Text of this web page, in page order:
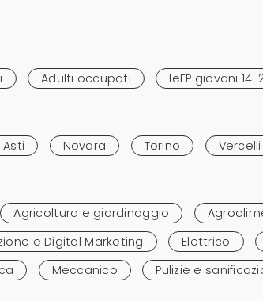
Adulti occupati IeFP giovani 14-
Asti Novara Torino Vercelli
Agricoltura e giardinaggio
e Digital Marketing Elettrico
Meccanico Pulizie e